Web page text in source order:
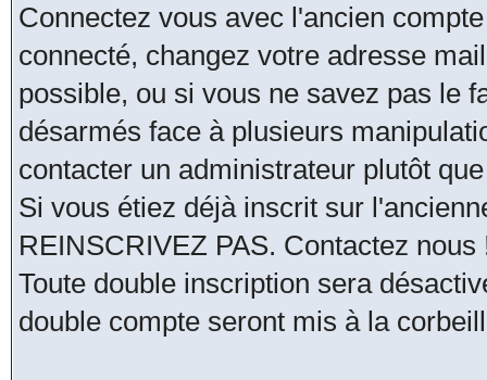
Connectez vous avec l'ancien
connecté, changez votre adresse
possible, ou si vous ne savez pas le
désarmés face à plusieurs
contacter un administrateur plutôt
Si vous étiez déjà inscrit sur
REINSCRIVEZ PAS. Contactez nous
Toute double inscription sera
double compte seront mis à la